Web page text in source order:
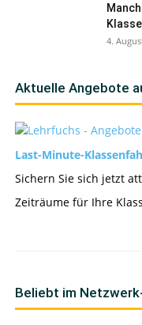
4.
Aktuelle Angebote
Last-Minute-
Sichern Sie sich jetzt
Zeiträume für Ihre
Beliebt im